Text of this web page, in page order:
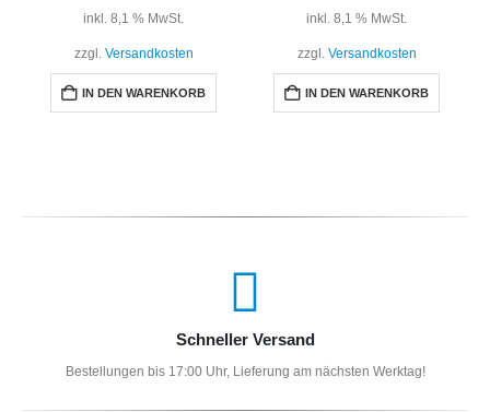
inkl. 8,1 % MwSt.
zzgl. Versandkosten
IN DEN WARENKORB
inkl. 8,1 % MwSt.
zzgl. Versandkosten
IN DEN WARENKORB
Schneller Versand
Bestellungen bis 17:00 Uhr, Lieferung am nächsten Werktag!